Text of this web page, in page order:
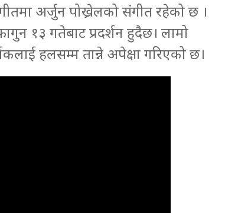
अर्जुन पोख्रेलको संगीत रहेको छ ।
१३ गतेबाट प्रदर्शन हुदैछ। लामो
हलसम्म तान्ने अपेक्षा गरिएको छ।